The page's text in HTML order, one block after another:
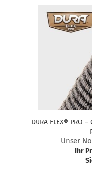
DURA FLEX® PRO
Unser
Ihr